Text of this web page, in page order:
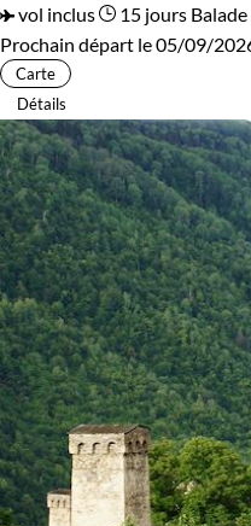
vol inclus
15 jours
Prochain départ le 05/09/
Carte
Détails